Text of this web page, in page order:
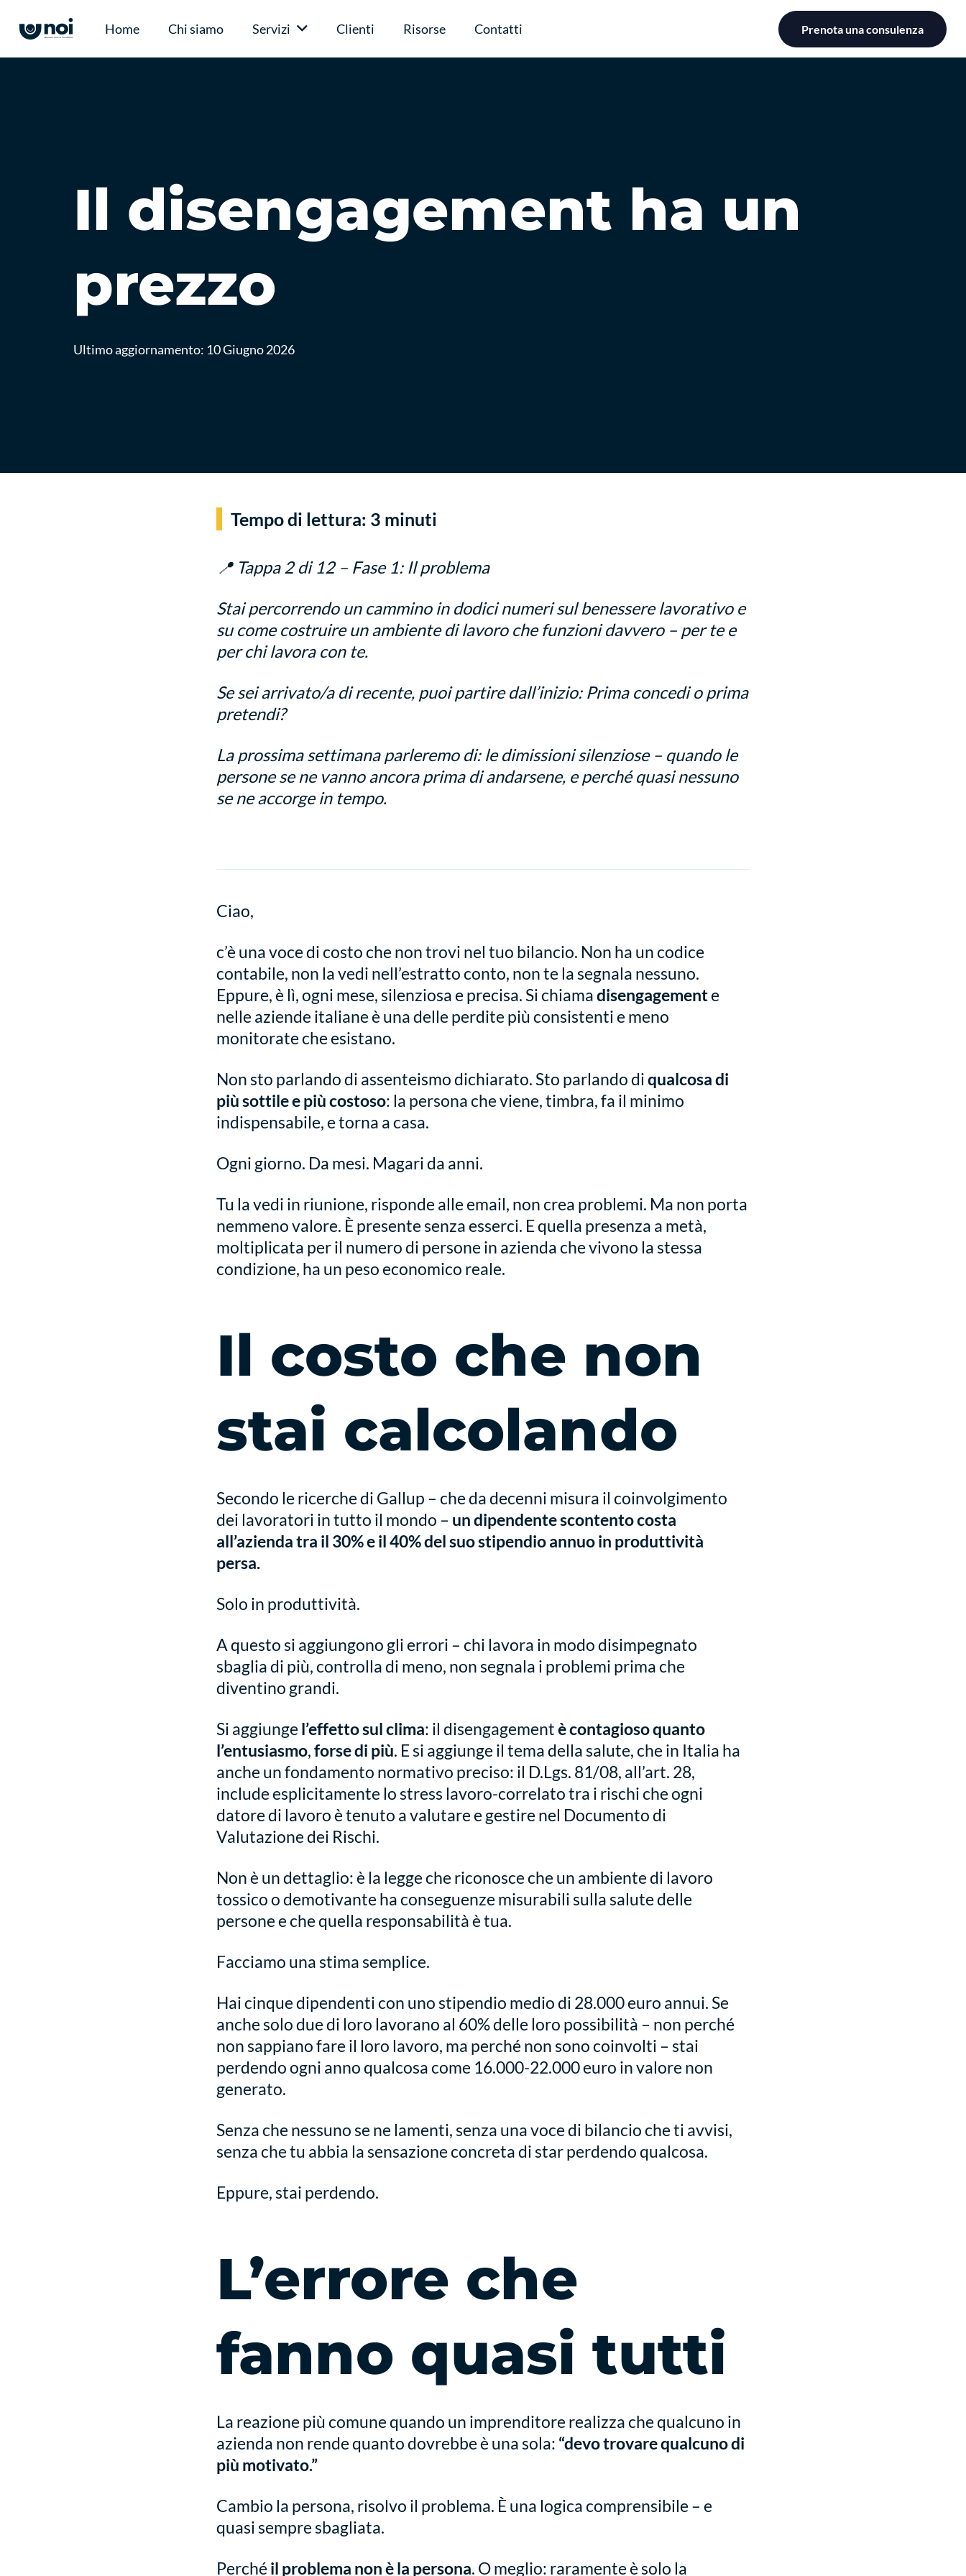
Home Chi siamo Servizi Clienti Risorse Contatti Prenota una consulenza
Il disengagement ha un
prezzo
Ultimo aggiornamento: 10 Giugno 2026
Tempo di lettura: 3 minuti
📍 Tappa 2 di 12 – Fase 1: Il problema
Stai percorrendo un cammino in dodici numeri sul benessere lavorativo e
su come costruire un ambiente di lavoro che funzioni davvero – per te e
per chi lavora con te.
Se sei arrivato/a di recente, puoi partire dall’inizio: Prima concedi o prima
pretendi?
La prossima settimana parleremo di: le dimissioni silenziose – quando le
persone se ne vanno ancora prima di andarsene, e perché quasi nessuno
se ne accorge in tempo.
Ciao,
c’è una voce di costo che non trovi nel tuo bilancio. Non ha un codice
contabile, non la vedi nell’estratto conto, non te la segnala nessuno.
Eppure, è lì, ogni mese, silenziosa e precisa. Si chiamadisengagemente
nelle aziende italiane è una delle perdite più consistenti e meno
monitorate che esistano.
Non sto parlando di assenteismo dichiarato. Sto parlando diqualcosa di
più sottile e più costoso: la persona che viene, timbra, fa il minimo
indispensabile, e torna a casa.
Ogni giorno. Da mesi. Magari da anni.
Tu la vedi in riunione, risponde alle email, non crea problemi. Ma non porta
nemmeno valore. È presente senza esserci. E quella presenza a metà,
moltiplicata per il numero di persone in azienda che vivono la stessa
condizione, ha un peso economico reale.
Il costo che non
stai calcolando
Secondo le ricerche di Gallup – che da decenni misura il coinvolgimento
dei lavoratori in tutto il mondo – un dipendente scontento costa
all’azienda tra il 30% e il 40% del suo stipendio annuo in produttività
persa.
Solo in produttività.
A questo si aggiungono gli errori – chi lavora in modo disimpegnato
sbaglia di più, controlla di meno, non segnala i problemi prima che
diventino grandi.
Si aggiunge l’effetto sul clima: il disengagementè contagioso quanto
l’entusiasmo,forse di più. E si aggiunge il tema della salute, che in Italia ha
anche un fondamento normativo preciso: il D.Lgs. 81/08, all’art. 28,
include esplicitamente lo stress lavoro-correlato tra i rischi che ogni
datore di lavoro è tenuto a valutare e gestire nel Documento di
Valutazione dei Rischi.
Non è un dettaglio: è la legge che riconosce che un ambiente di lavoro
tossico o demotivante ha conseguenze misurabili sulla salute delle
persone e che quella responsabilità è tua.
Facciamo una stima semplice.
Hai cinque dipendenti con uno stipendio medio di 28.000 euro annui. Se
anche solo due di loro lavorano al 60% delle loro possibilità – non perché
non sappiano fare il loro lavoro, ma perché non sono coinvolti – stai
perdendo ogni anno qualcosa come 16.000-22.000 euro in valore non
generato.
Senza che nessuno se ne lamenti, senza una voce di bilancio che ti avvisi,
senza che tu abbia la sensazione concreta di star perdendo qualcosa.
Eppure, stai perdendo.
L’errore che
fanno quasi tutti
La reazione più comune quando un imprenditore realizza che qualcuno in
azienda non rende quanto dovrebbe è una sola: “devo trovare qualcuno di
più motivato.”
Cambio la persona, risolvo il problema. È una logica comprensibile – e
quasi sempre sbagliata.
Perché il problema non è la persona. O meglio: raramente è solo la